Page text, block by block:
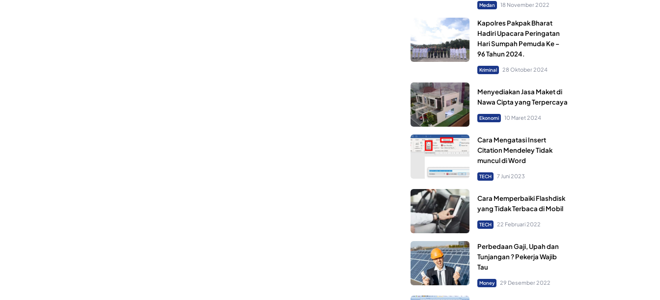
Medan 18 November 2022
Kapolres Pakpak Bharat
Hadiri Upacara Peringatan
Hari Sumpah Pemuda Ke –
96 Tahun 2024.
Kriminal 28 Oktober 2024
Menyediakan Jasa Maket di
Nawa Cipta yang Terpercaya
Ekonomi 10 Maret 2024
Cara Mengatasi Insert
Citation Mendeley Tidak
muncul di Word
TECH 7 Juni 2023
Cara Memperbaiki Flashdisk
yang Tidak Terbaca di Mobil
TECH 22 Februari 2022
Perbedaan Gaji, Upah dan
Tunjangan ? Pekerja Wajib
Tau
Money 29 Desember 2022